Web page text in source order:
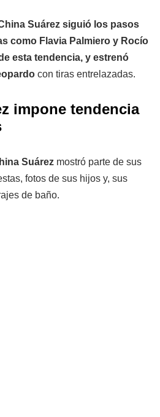
Suárez siguió los pasos
como Flavia Palmiero y Rocío
esta tendencia, y estrenó
con tiras entrelazadas.
impone tendencia
Suárez mostró parte de sus
fotos de sus hijos y, sus
de baño.